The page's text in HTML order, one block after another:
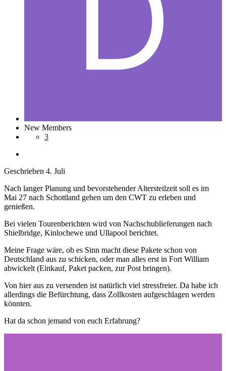
New Members
3
Geschrieben 4. Juli
Nach langer Planung und bevorstehender Altersteilzeit soll es im
Mai 27 nach Schottland gehen um den CWT zu erleben und
genießen.
Bei vielen Tourenberichten wird von Nachschublieferungen nach
Shielbridge, Kinlochewe und Ullapool berichtet.
Meine Frage wäre, ob es Sinn macht diese Pakete schon von
Deutschland aus zu schicken, oder man alles erst in Fort William
abwickelt (Einkauf, Paket packen, zur Post bringen).
Von hier aus zu versenden ist natürlich viel stressfreier. Da habe ich
allerdings die Befürchtung, dass Zollkosten aufgeschlagen werden
könnten.
Hat da schon jemand von euch Erfahrung?